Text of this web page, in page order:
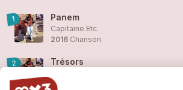
1 Panem
Capitaine Etc.
2016 Chanson
2 Trésors
2016